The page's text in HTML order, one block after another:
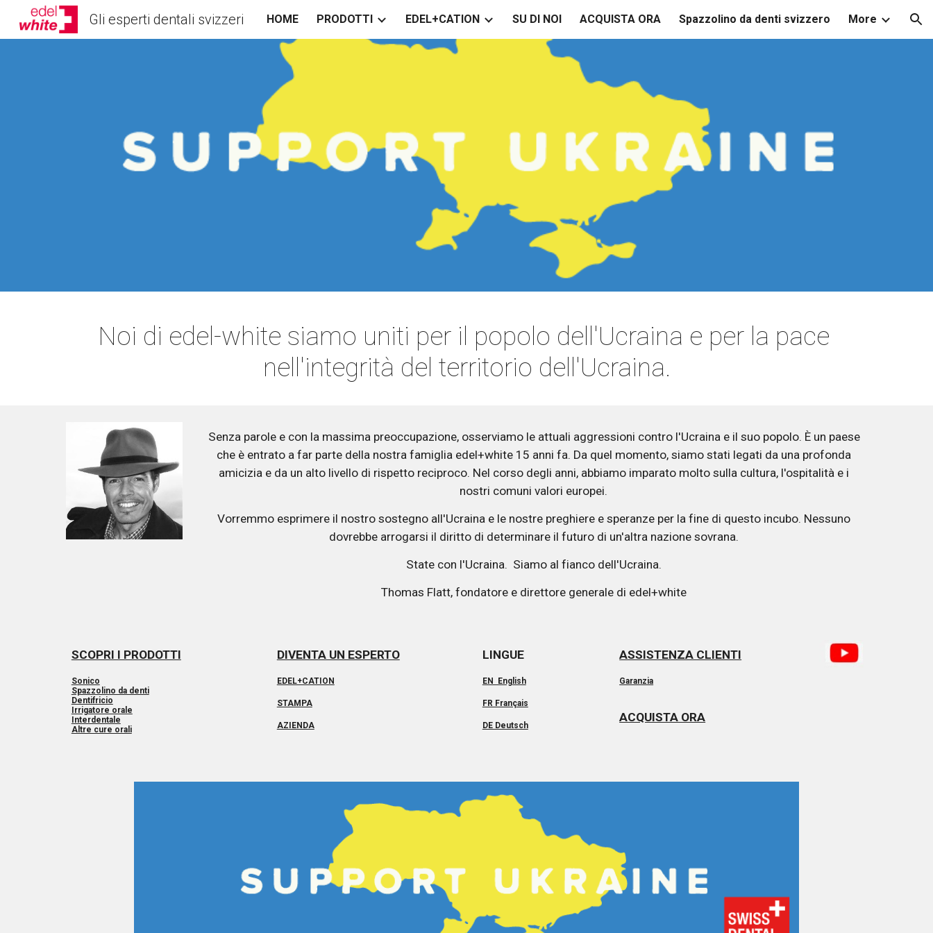
Skip to main content Skip to navigation
Gli esperti dentali svizzeri HOME PRODOTTI EDEL+CATION SU DI NOI ACQUISTA ORA Spazzolino da denti svizzero More
Noi di edel-white siamo uniti per il popolo dell'Ucraina e per la pace
nell'integrità del territorio dell'Ucraina.
Senza parole e con la massima preoccupazione, osserviamo le attuali aggressioni contro l'Ucraina e il suo popolo. È un paese
che è entrato a far parte della nostra famiglia edel+white 15 anni fa. Da quel momento, siamo stati legati da una profonda
amicizia e da un alto livello di rispetto reciproco. Nel corso degli anni, abbiamo imparato molto sulla cultura, l'ospitalità e i
nostri comuni valori europei.
Vorremmo esprimere il nostro sostegno all'Ucraina e le nostre preghiere e speranze per la fine di questo incubo. Nessuno
dovrebbe arrogarsi il diritto di determinare il futuro di un'altra nazione sovrana.
State con l'Ucraina.  Siamo al fianco dell'Ucraina.
Thomas Flatt, fondatore e direttore generale di edel+white
SCOPRI I PRODOTTI
Sonico
Spazzolino da denti
Dentifricio
Irrigatore orale
Interdentale
Altre cure orali
DIVENTA UN ESPERTO
EDEL+CATION
STAMPA
AZIENDA
LINGUE
EN English
FR Français
DE Deutsch
ASSISTENZA CLIENTI
Garanzia
ACQUISTA ORA